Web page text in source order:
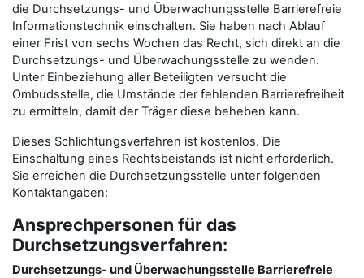
die Durchsetzungs- und Überwachungsstelle Barrierefreie
Informationstechnik einschalten. Sie haben nach Ablauf
einer Frist von sechs Wochen das Recht, sich direkt an die
Durchsetzungs- und Überwachungsstelle zu wenden.
Unter Einbeziehung aller Beteiligten versucht die
Ombudsstelle, die Umstände der fehlenden Barrierefreiheit
zu ermitteln, damit der Träger diese beheben kann.
Dieses Schlichtungsverfahren ist kostenlos. Die
Einschaltung eines Rechtsbeistands ist nicht erforderlich.
Sie erreichen die Durchsetzungsstelle unter folgenden
Kontaktangaben:
Ansprechpersonen für das
Durchsetzungsverfahren:
Durchsetzungs- und Überwachungsstelle Barrierefreie